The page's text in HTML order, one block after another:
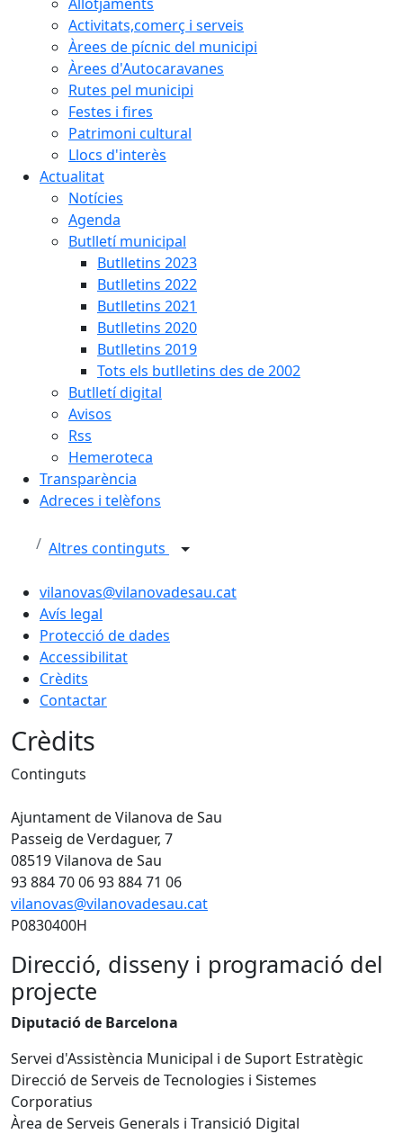
Activitats,comerç i serveis
Àrees de pícnic del municipi
Àrees d'Autocaravanes
Rutes pel municipi
Festes i fires
Patrimoni cultural
Llocs d'interès
Actualitat
Notícies
Agenda
Butlletí municipal
Butlletins 2023
Butlletins 2022
Butlletins 2021
Butlletins 2020
Butlletins 2019
Tots els butlletins des de 2002
Butlletí digital
Avisos
Rss
Hemeroteca
Transparència
Adreces i telèfons
Altres continguts
vilanovas@vilanovadesau.cat
Avís legal
Protecció de dades
Accessibilitat
Crèdits
Contactar
Crèdits
Continguts
Ajuntament de Vilanova de Sau
Passeig de Verdaguer, 7
08519 Vilanova de Sau
93 884 70 06 93 884 71 06
vilanovas@vilanovadesau.cat
P0830400H
Direcció, disseny i programació del
projecte
Diputació de Barcelona
Servei d'Assistència Municipal i de Suport Estratègic
Direcció de Serveis de Tecnologies i Sistemes
Corporatius
Àrea de Serveis Generals i Transició Digital